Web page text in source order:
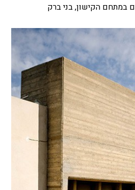
במתחם הקישון, בני ברק